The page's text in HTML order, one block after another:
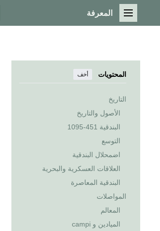
القائمة الرئيسية
المعرفة
المحتويات أخف
التاريخ
الأصول والتاريخ
البندقية 451-1095
التوسع
اضمحلال البندقية
العلاقات العسكرية والبحرية
البندقية المعاصرة
المواصلات
المعالم
الميادين و campi